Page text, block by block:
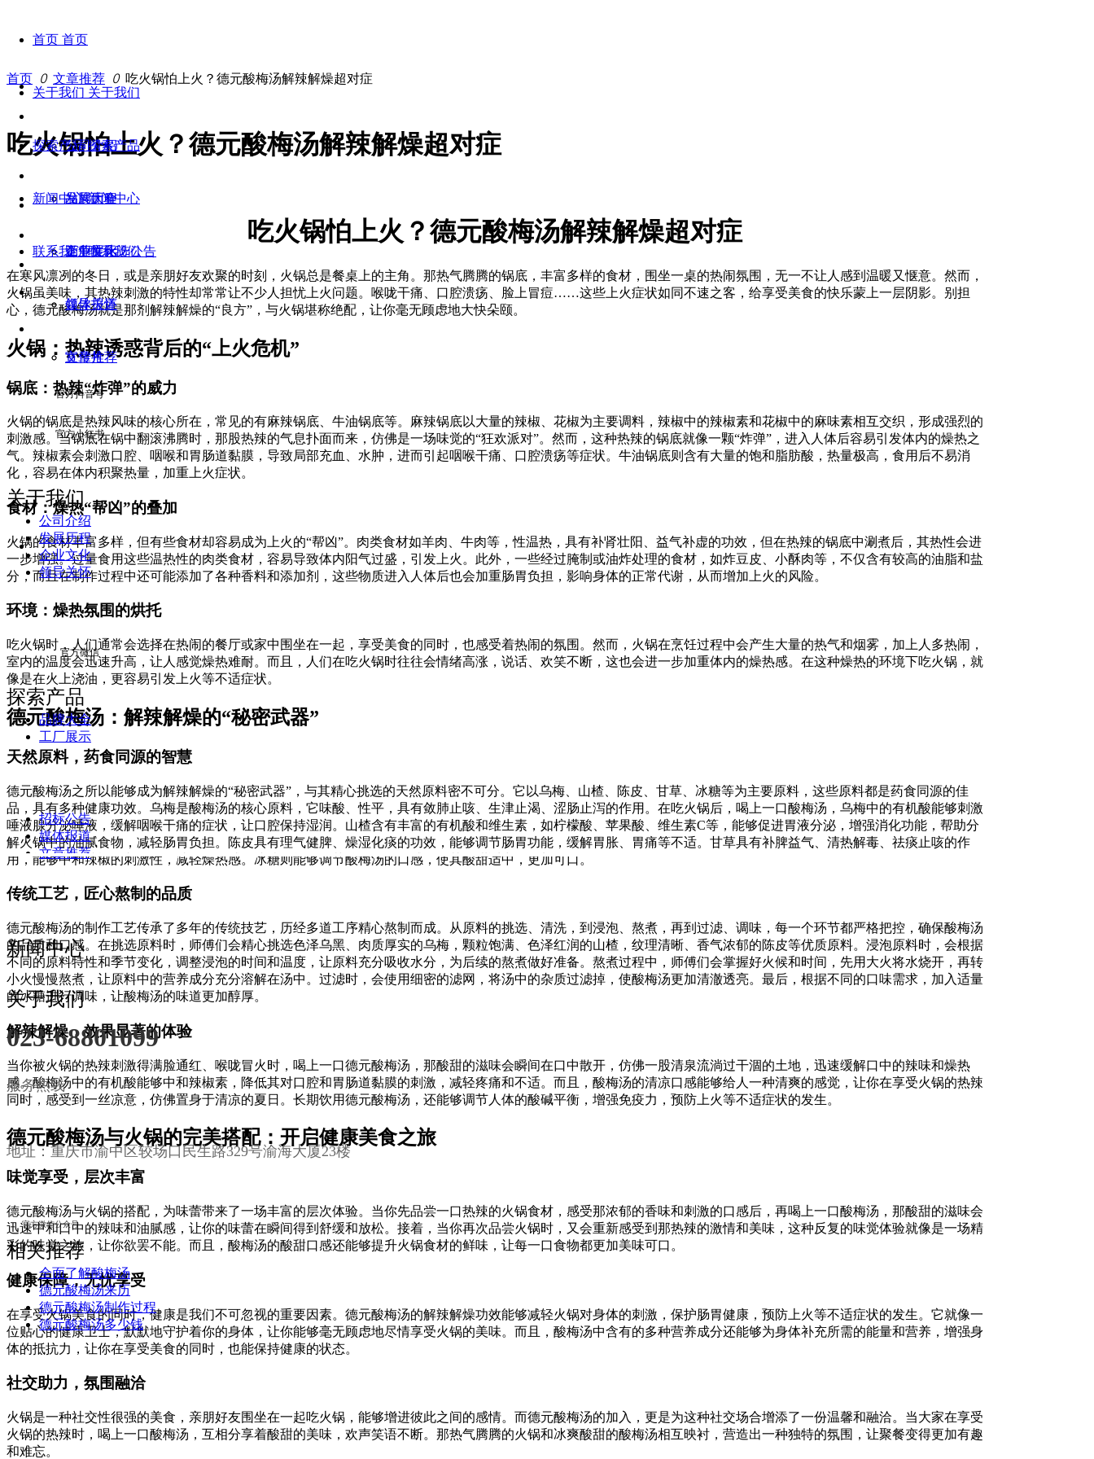
首页 首页
关于我们 关于我们
公司介绍
发展历程
企业文化
领导关怀
宣传片
探索产品 探索产品
品牌大全
工厂展示
新闻中心 新闻中心
竞争性比选公告
媒体报道
文章推荐
联系我们 联系我们
官方抖音号
官方小红书
官方微信
首页 ꄲ 文章推荐 ꄲ 吃火锅怕上火？德元酸梅汤解辣解燥超对症
吃火锅怕上火？德元酸梅汤解辣解燥超对症
吃火锅怕上火？德元酸梅汤解辣解燥超对症
在寒风凛冽的冬日，或是亲朋好友欢聚的时刻，火锅总是餐桌上的主角。那热气腾腾的锅底，丰富多样的食材，围坐一桌的热闹氛围，无一不让人感到温暖又惬意。然而，
火锅虽美味，其热辣刺激的特性却常常让不少人担忧上火问题。喉咙干痛、口腔溃疡、脸上冒痘……这些上火症状如同不速之客，给享受美食的快乐蒙上一层阴影。别担
心，德元酸梅汤就是那剂解辣解燥的“良方”，与火锅堪称绝配，让你毫无顾虑地大快朵颐。
火锅：热辣诱惑背后的“上火危机”
锅底：热辣“炸弹”的威力
火锅的锅底是热辣风味的核心所在，常见的有麻辣锅底、牛油锅底等。麻辣锅底以大量的辣椒、花椒为主要调料，辣椒中的辣椒素和花椒中的麻味素相互交织，形成强烈的
刺激感。当锅底在锅中翻滚沸腾时，那股热辣的气息扑面而来，仿佛是一场味觉的“狂欢派对”。然而，这种热辣的锅底就像一颗“炸弹”，进入人体后容易引发体内的燥热之
气。辣椒素会刺激口腔、咽喉和胃肠道黏膜，导致局部充血、水肿，进而引起咽喉干痛、口腔溃疡等症状。牛油锅底则含有大量的饱和脂肪酸，热量极高，食用后不易消
化，容易在体内积聚热量，加重上火症状。
食材：燥热“帮凶”的叠加
火锅的食材丰富多样，但有些食材却容易成为上火的“帮凶”。肉类食材如羊肉、牛肉等，性温热，具有补肾壮阳、益气补虚的功效，但在热辣的锅底中涮煮后，其热性会进
一步增强。过量食用这些温热性的肉类食材，容易导致体内阳气过盛，引发上火。此外，一些经过腌制或油炸处理的食材，如炸豆皮、小酥肉等，不仅含有较高的油脂和盐
分，而且在制作过程中还可能添加了各种香料和添加剂，这些物质进入人体后也会加重肠胃负担，影响身体的正常代谢，从而增加上火的风险。
环境：燥热氛围的烘托
吃火锅时，人们通常会选择在热闹的餐厅或家中围坐在一起，享受美食的同时，也感受着热闹的氛围。然而，火锅在烹饪过程中会产生大量的热气和烟雾，加上人多热闹，
室内的温度会迅速升高，让人感觉燥热难耐。而且，人们在吃火锅时往往会情绪高涨，说话、欢笑不断，这也会进一步加重体内的燥热感。在这种燥热的环境下吃火锅，就
像是在火上浇油，更容易引发上火等不适症状。
德元酸梅汤：解辣解燥的“秘密武器”
天然原料，药食同源的智慧
德元酸梅汤之所以能够成为解辣解燥的“秘密武器”，与其精心挑选的天然原料密不可分。它以乌梅、山楂、陈皮、甘草、冰糖等为主要原料，这些原料都是药食同源的佳
品，具有多种健康功效。乌梅是酸梅汤的核心原料，它味酸、性平，具有敛肺止咳、生津止渴、涩肠止泻的作用。在吃火锅后，喝上一口酸梅汤，乌梅中的有机酸能够刺激
唾液腺分泌唾液，缓解咽喉干痛的症状，让口腔保持湿润。山楂含有丰富的有机酸和维生素，如柠檬酸、苹果酸、维生素C等，能够促进胃液分泌，增强消化功能，帮助分
解火锅中的油腻食物，减轻肠胃负担。陈皮具有理气健脾、燥湿化痰的功效，能够调节肠胃功能，缓解胃胀、胃痛等不适。甘草具有补脾益气、清热解毒、祛痰止咳的作
用，能够中和辣椒的刺激性，减轻燥热感。冰糖则能够调节酸梅汤的口感，使其酸甜适中，更加可口。
传统工艺，匠心熬制的品质
德元酸梅汤的制作工艺传承了多年的传统技艺，历经多道工序精心熬制而成。从原料的挑选、清洗，到浸泡、熬煮，再到过滤、调味，每一个环节都严格把控，确保酸梅汤
的品质和口感。在挑选原料时，师傅们会精心挑选色泽乌黑、肉质厚实的乌梅，颗粒饱满、色泽红润的山楂，纹理清晰、香气浓郁的陈皮等优质原料。浸泡原料时，会根据
不同的原料特性和季节变化，调整浸泡的时间和温度，让原料充分吸收水分，为后续的熬煮做好准备。熬煮过程中，师傅们会掌握好火候和时间，先用大火将水烧开，再转
小火慢慢熬煮，让原料中的营养成分充分溶解在汤中。过滤时，会使用细密的滤网，将汤中的杂质过滤掉，使酸梅汤更加清澈透亮。最后，根据不同的口味需求，加入适量
的冰糖进行调味，让酸梅汤的味道更加醇厚。
解辣解燥，效果显著的体验
当你被火锅的热辣刺激得满脸通红、喉咙冒火时，喝上一口德元酸梅汤，那酸甜的滋味会瞬间在口中散开，仿佛一股清泉流淌过干涸的土地，迅速缓解口中的辣味和燥热
感。酸梅汤中的有机酸能够中和辣椒素，降低其对口腔和胃肠道黏膜的刺激，减轻疼痛和不适。而且，酸梅汤的清凉口感能够给人一种清爽的感觉，让你在享受火锅的热辣
同时，感受到一丝凉意，仿佛置身于清凉的夏日。长期饮用德元酸梅汤，还能够调节人体的酸碱平衡，增强免疫力，预防上火等不适症状的发生。
德元酸梅汤与火锅的完美搭配：开启健康美食之旅
味觉享受，层次丰富
德元酸梅汤与火锅的搭配，为味蕾带来了一场丰富的层次体验。当你先品尝一口热辣的火锅食材，感受那浓郁的香味和刺激的口感后，再喝上一口酸梅汤，那酸甜的滋味会
迅速中和口中的辣味和油腻感，让你的味蕾在瞬间得到舒缓和放松。接着，当你再次品尝火锅时，又会重新感受到那热辣的激情和美味，这种反复的味觉体验就像是一场精
彩的味觉之旅，让你欲罢不能。而且，酸梅汤的酸甜口感还能够提升火锅食材的鲜味，让每一口食物都更加美味可口。
健康保障，无忧享受
在享受火锅美食的同时，健康是我们不可忽视的重要因素。德元酸梅汤的解辣解燥功效能够减轻火锅对身体的刺激，保护肠胃健康，预防上火等不适症状的发生。它就像一
位贴心的健康卫士，默默地守护着你的身体，让你能够毫无顾虑地尽情享受火锅的美味。而且，酸梅汤中含有的多种营养成分还能够为身体补充所需的能量和营养，增强身
体的抵抗力，让你在享受美食的同时，也能保持健康的状态。
社交助力，氛围融洽
火锅是一种社交性很强的美食，亲朋好友围坐在一起吃火锅，能够增进彼此之间的感情。而德元酸梅汤的加入，更是为这种社交场合增添了一份温馨和融洽。当大家在享受
火锅的热辣时，喝上一口酸梅汤，互相分享着酸甜的美味，欢声笑语不断。那热气腾腾的火锅和冰爽酸甜的酸梅汤相互映衬，营造出一种独特的氛围，让聚餐变得更加有趣
和难忘。
关于我们
公司介绍
发展历程
企业文化
领导关怀
探索产品
品牌大全
工厂展示
招标公告
媒体报道
文章推荐
新闻中心
关于我们
023-68801099
服务热线
地址：重庆市渝中区较场口民生路329号渝海大厦23楼
官方微信公众号
相关推荐
全面了解酸梅汤
德元酸梅汤来历
德元酸梅汤制作过程
德元酸梅汤多少钱